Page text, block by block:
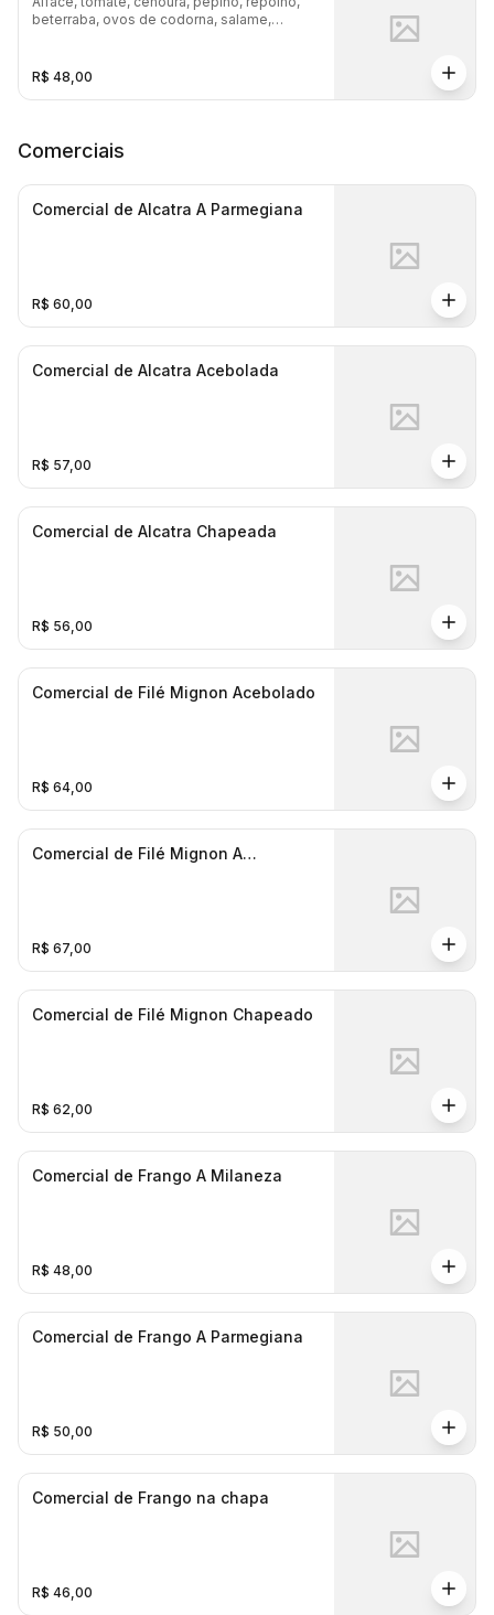
beterraba, ovos de codorna, salame,
R$ 48,00
Comerciais
Comercial de Alcatra A Parmegiana
R$ 60,00
Comercial de Alcatra Acebolada
R$ 57,00
Comercial de Alcatra Chapeada
R$ 56,00
Comercial de Filé Mignon Acebolado
R$ 64,00
Comercial de Filé Mignon A
R$ 67,00
Comercial de Filé Mignon Chapeado
R$ 62,00
Comercial de Frango A Milaneza
R$ 48,00
Comercial de Frango A Parmegiana
R$ 50,00
Comercial de Frango na chapa
R$ 46,00